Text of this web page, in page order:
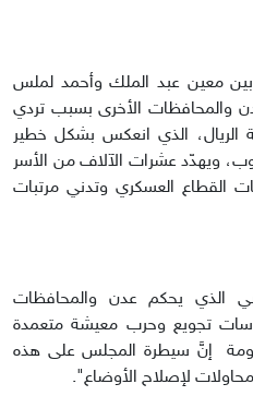
بين معين عبد الملك وأحمد لملس
والمحافظات الأخرى بسبب تردي
الريال، الذي انعكس بشكل خطير
ويهدّد عشرات الآلاف من الأسر
القطاع العسكري وتدني مرتبات
الذي يحكم عدن والمحافظات
تجويع وحرب معيشة متعمدة
إنَّ سيطرة المجلس على هذه
لإصلاح الأوضاع".